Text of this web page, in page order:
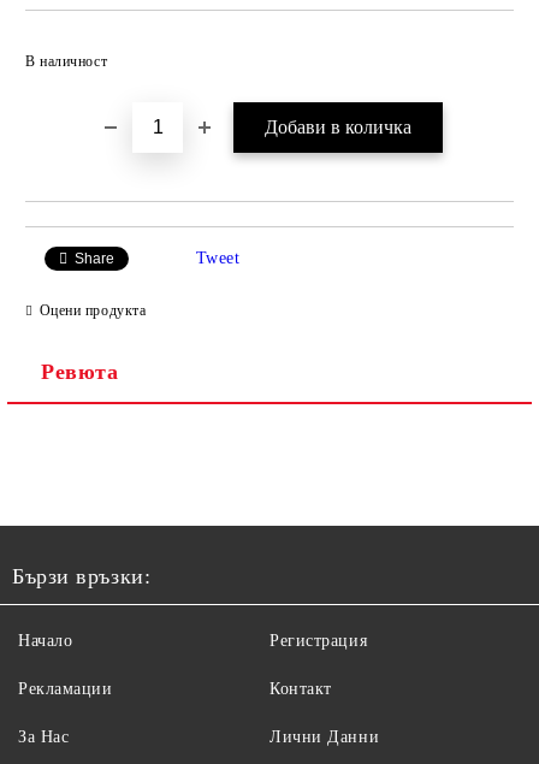
В наличност
Share Tweet
Оцени продукта
Ревюта
Бързи връзки:
Начало
Рекламации
За Нас
Регистрация
Контакт
Лични Данни